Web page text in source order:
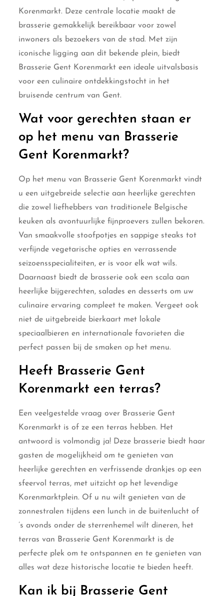
Korenmarkt. Deze centrale locatie maakt de
brasserie gemakkelijk bereikbaar voor zowel
inwoners als bezoekers van de stad. Met zijn
iconische ligging aan dit bekende plein, biedt
Brasserie Gent Korenmarkt een ideale uitvalsbasis
voor een culinaire ontdekkingstocht in het
bruisende centrum van Gent.
Wat voor gerechten staan er
op het menu van Brasserie
Gent Korenmarkt?
Op het menu van Brasserie Gent Korenmarkt vindt
u een uitgebreide selectie aan heerlijke gerechten
die zowel liefhebbers van traditionele Belgische
keuken als avontuurlijke fijnproevers zullen bekoren.
Van smaakvolle stoofpotjes en sappige steaks tot
verfijnde vegetarische opties en verrassende
seizoensspecialiteiten, er is voor elk wat wils.
Daarnaast biedt de brasserie ook een scala aan
heerlijke bijgerechten, salades en desserts om uw
culinaire ervaring compleet te maken. Vergeet ook
niet de uitgebreide bierkaart met lokale
speciaalbieren en internationale favorieten die
perfect passen bij de smaken op het menu.
Heeft Brasserie Gent
Korenmarkt een terras?
Een veelgestelde vraag over Brasserie Gent
Korenmarkt is of ze een terras hebben. Het
antwoord is volmondig ja! Deze brasserie biedt haar
gasten de mogelijkheid om te genieten van
heerlijke gerechten en verfrissende drankjes op een
sfeervol terras, met uitzicht op het levendige
Korenmarktplein. Of u nu wilt genieten van de
zonnestralen tijdens een lunch in de buitenlucht of
’s avonds onder de sterrenhemel wilt dineren, het
terras van Brasserie Gent Korenmarkt is de
perfecte plek om te ontspannen en te genieten van
alles wat deze historische locatie te bieden heeft.
Kan ik bij Brasserie Gent